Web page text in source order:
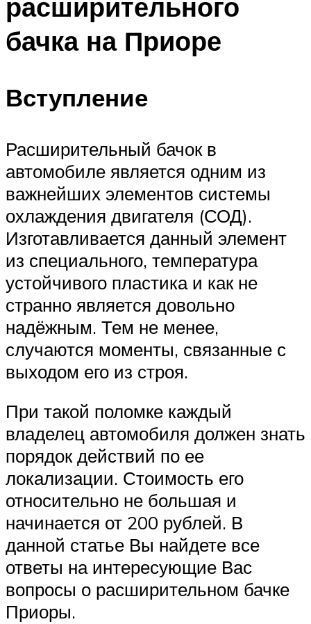
бачка на Приоре
Вступление
Расширительный бачок в
автомобиле является одним из
важнейших элементов системы
охлаждения двигателя (СОД).
Изготавливается данный элемент
из специального, температура
устойчивого пластика и как не
странно является довольно
надёжным. Тем не менее,
случаются моменты, связанные с
выходом его из строя.
При такой поломке каждый
владелец автомобиля должен знать
порядок действий по ее
локализации. Стоимость его
относительно не большая и
начинается от 200 рублей. В
данной статье Вы найдете все
ответы на интересующие Вас
вопросы о расширительном бачке
Приоры.